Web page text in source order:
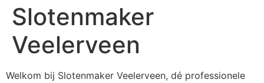
Slotenmaker
Veelerveen
Welkom bij Slotenmaker Veelerveen, dé professionele